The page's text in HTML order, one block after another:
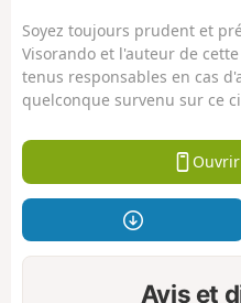
Soyez toujours prudent et
Visorando et l'auteur de
tenus responsables en cas
quelconque survenu sur ce
Avis et